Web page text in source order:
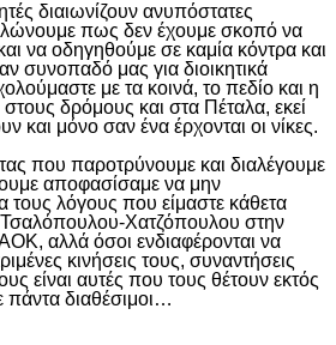
διαιωνίζουν ανυπόστατες
πως δεν έχουμε σκοπό να
να οδηγηθούμε σε καμία κόντρα και
συνοπαδό μας για διοικητικά
με τα κοινά, το πεδίο και η
δρόμους και στα Πέταλα, εκεί
και μόνο σαν ένα έρχονται οι νίκες.
που παροτρύνουμε και διαλέγουμε
αποφασίσαμε να μην
λόγους που είμαστε κάθετα
Χατζόπουλου στην
αλλά όσοι ενδιαφέρονται να
κινήσεις τους, συναντήσεις
είναι αυτές που τους θέτουν εκτός
πάντα διαθέσιμοι…